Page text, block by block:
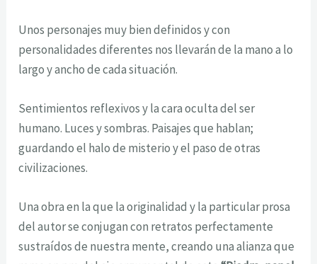
Unos personajes muy bien definidos y con
personalidades diferentes nos llevarán de la mano a lo
largo y ancho de cada situación.
Sentimientos reflexivos y la cara oculta del ser
humano. Luces y sombras. Paisajes que hablan;
guardando el halo de misterio y el paso de otras
civilizaciones.
Una obra en la que la originalidad y la particular prosa
del autor se conjugan con retratos perfectamente
sustraídos de nuestra mente, creando una alianza que